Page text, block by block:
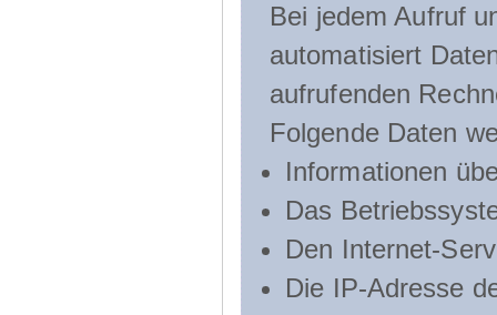
Bei jedem Aufruf
automatisiert
aufrufenden
Folgende Daten
Informationen
Das
Den Internet-
Die IP-Adresse